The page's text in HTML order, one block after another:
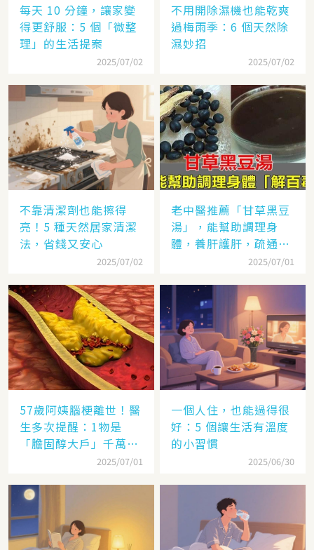
每天 10 分鐘，讓家變
得更舒服：5 個「微整
理」的生活提案
2025/07/02
不用開除濕機也能乾爽
過梅雨季：6 個天然除
濕妙招
2025/07/02
不靠清潔劑也能擦得
亮！5 種天然居家清潔
法，省錢又安心
2025/07/02
老中醫推薦「甘草黑豆
湯」，能幫助調理身
體，養肝護肝，疏通血
管，控三高，做法很簡
2025/07/01
57歲阿姨腦梗離世！醫
生多次提醒：1物是
「膽固醇大戶」千萬別
多吃，後悔就晚了2025/07/01
一個人住，也能過得很
好：5 個讓生活有溫度
的小習慣
2025/06/30